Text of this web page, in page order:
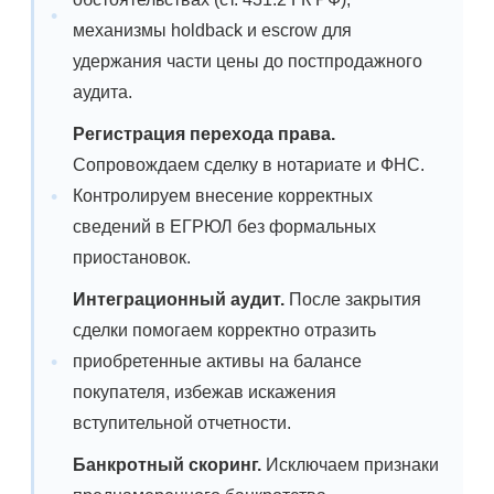
механизмы holdback и escrow для
удержания части цены до постпродажного
аудита.
Регистрация перехода права.
Сопровождаем сделку в нотариате и ФНС.
Контролируем внесение корректных
сведений в ЕГРЮЛ без формальных
приостановок.
Интеграционный аудит. После закрытия
сделки помогаем корректно отразить
приобретенные активы на балансе
покупателя, избежав искажения
вступительной отчетности.
Банкротный скоринг. Исключаем признаки